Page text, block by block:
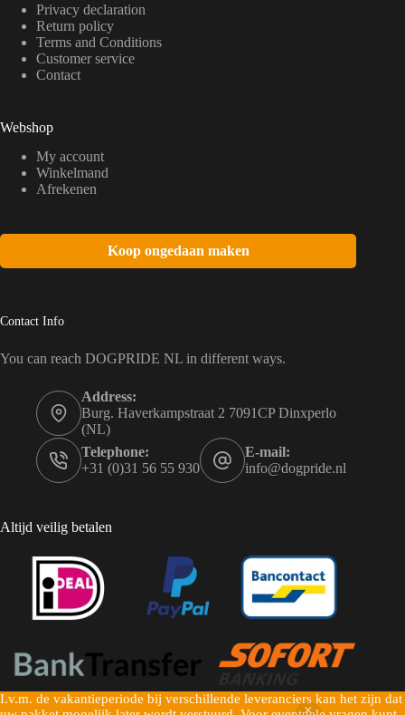
I.v.m. de vakantieperiode bij verschillende leveranciers kan het zijn dat
Privacy declaration
Return policy
Terms and Conditions
Customer service
Contact
Webshop
My account
Winkelmand
Afrekenen
Koop ongedaan maken
Contact Info
You can reach DOGPRIDE NL in different ways.
Address:
Burg. Haverkampstraat 2 7091CP Dinxperlo
(NL)
Telephone:
+31 (0)31 56 55 930
E-mail:
info@dogpride.nl
Altijd veilig betalen